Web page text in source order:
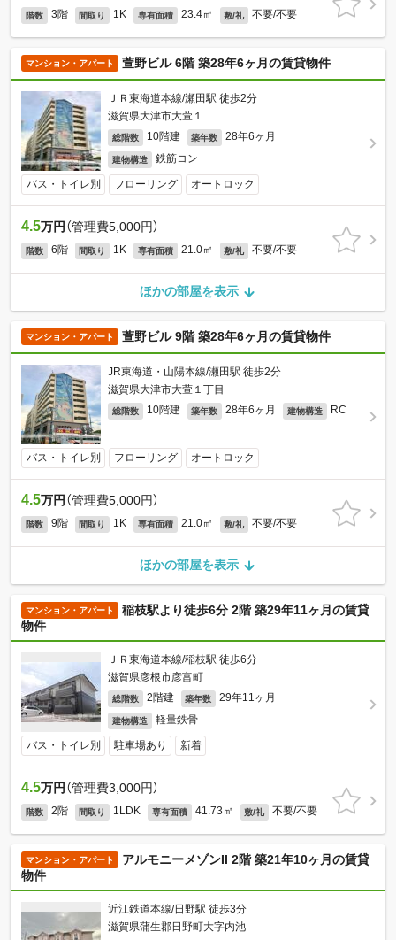
階数 3階 間取り 1K 専有面積 23.4㎡ 敷/礼 不要/不要
マンション・アパート 萱野ビル 6階 築28年6ヶ月の賃貸物件
ＪＲ東海道本線/瀬田駅 徒歩2分
滋賀県大津市大萱１
総階数 10階建 築年数 28年6ヶ月
建物構造 鉄筋コン
バス・トイレ別 フローリング オートロック
4.5万円 （管理費5,000円）
階数 6階 間取り 1K 専有面積 21.0㎡ 敷/礼 不要/不要
ほかの部屋を表示
マンション・アパート 萱野ビル 9階 築28年6ヶ月の賃貸物件
JR東海道・山陽本線/瀬田駅 徒歩2分
滋賀県大津市大萱１丁目
総階数 10階建 築年数 28年6ヶ月 建物構造 RC
バス・トイレ別 フローリング オートロック
4.5万円 （管理費5,000円）
階数 9階 間取り 1K 専有面積 21.0㎡ 敷/礼 不要/不要
ほかの部屋を表示
マンション・アパート
稲枝駅より徒歩6分 2階 築29年11ヶ月の賃貸
物件
ＪＲ東海道本線/稲枝駅 徒歩6分
滋賀県彦根市彦富町
総階数 2階建 築年数 29年11ヶ月
建物構造 軽量鉄骨
バス・トイレ別 駐車場あり 新着
4.5万円 （管理費3,000円）
階数 2階 間取り 1LDK 専有面積 41.73㎡ 敷/礼 不要/不要
マンション・アパート
アルモニーメゾンII 2階 築21年10ヶ月の賃貸
物件
近江鉄道本線/日野駅 徒歩3分
滋賀県蒲生郡日野町大字内池